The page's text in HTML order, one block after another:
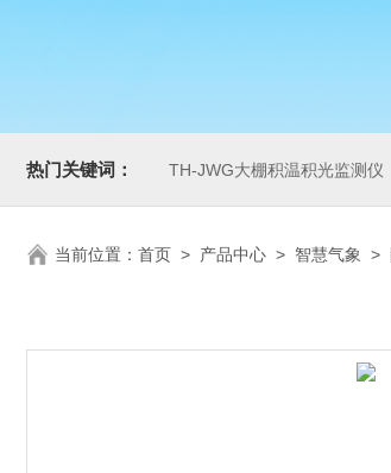
热门关键词： TH-JWG大棚积温积光监测仪
当前位置： 首页 > 产品中心 > 智慧气象 >